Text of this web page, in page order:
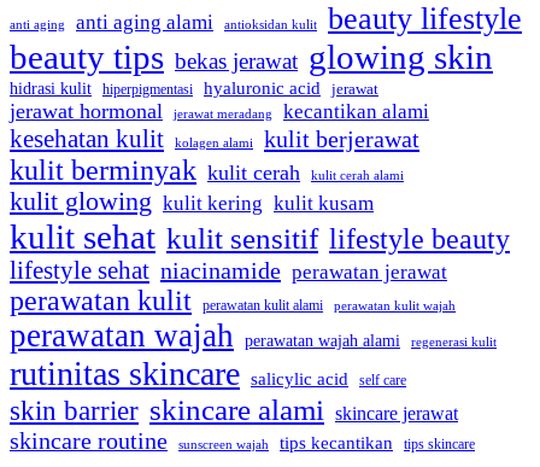
anti aging anti aging alami antioksidan kulit beauty lifestyle
beauty tips bekas jerawat glowing skin
hidrasi kulit hiperpigmentasi hyaluronic acid jerawat
jerawat hormonal jerawat meradang kecantikan alami
kesehatan kulit kolagen alami kulit berjerawat
kulit berminyak kulit cerah kulit cerah alami
kulit glowing kulit kering kulit kusam
kulit sehat kulit sensitif lifestyle beauty
lifestyle sehat niacinamide perawatan jerawat
perawatan kulit perawatan kulit alami perawatan kulit wajah
perawatan wajah perawatan wajah alami regenerasi kulit
rutinitas skincare salicylic acid self care
skin barrier skincare alami skincare jerawat
skincare routine sunscreen wajah tips kecantikan tips skincare